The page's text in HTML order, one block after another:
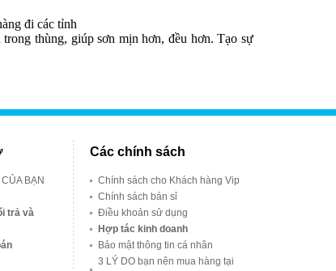
đi các tỉnh
thùng, giúp sơn mịn hơn, đều hơn. Tạo sự
BẠN
trả và
Các chính sách
Chính sách cho Khách hàng Vip
Chính sách bán sỉ
Điều khoản sử dụng
Hợp tác kinh doanh
Bảo mật thông tin cá nhân
3 LÝ DO bạn nên mua hàng tại